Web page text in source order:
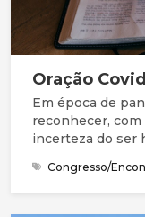
Oração
Em época de
reconhecer, com
incerteza do ser
imerecido) e de
Deus Santo. Na
Congresso/